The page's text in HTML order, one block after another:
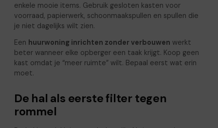
enkele mooie items. Gebruik gesloten kasten voor
voorraad, papierwerk, schoonmaakspullen en spullen die
je niet dagelijks wilt zien.
Een huurwoning inrichten zonder verbouwen werkt
beter wanneer elke opberger een taak krijgt. Koop geen
kast omdat je “meer ruimte” wilt. Bepaal eerst wat erin
moet.
De hal als eerste filter tegen
rommel